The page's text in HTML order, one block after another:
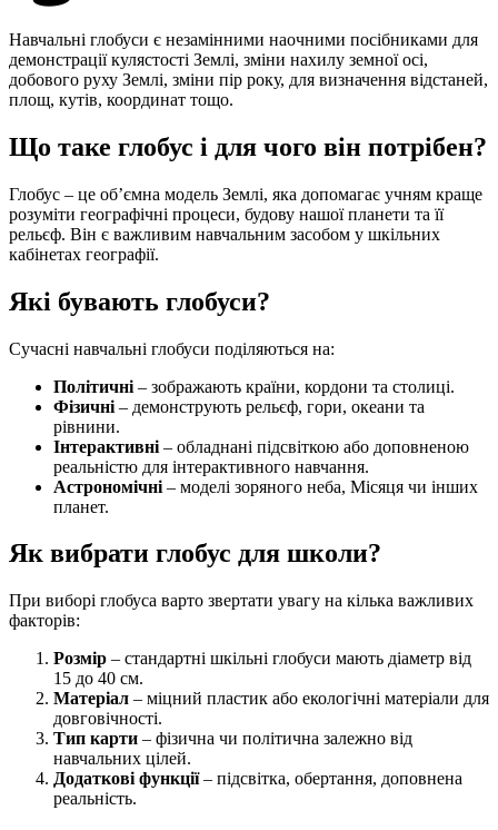
Навчальні глобуси є незамінними наочними посібниками для
демонстрації кулястості Землі, зміни нахилу земної осі,
добового руху Землі, зміни пір року, для визначення відстаней,
площ, кутів, координат тощо.
Що таке глобус і для чого він потрібен?
Глобус – це об’ємна модель Землі, яка допомагає учням краще
розуміти географічні процеси, будову нашої планети та її
рельєф. Він є важливим навчальним засобом у шкільних
кабінетах географії.
Які бувають глобуси?
Сучасні навчальні глобуси поділяються на:
Політичні – зображають країни, кордони та столиці.
Фізичні – демонструють рельєф, гори, океани та
рівнини.
Інтерактивні – обладнані підсвіткою або доповненою
реальністю для інтерактивного навчання.
Астрономічні – моделі зоряного неба, Місяця чи інших
планет.
Як вибрати глобус для школи?
При виборі глобуса варто звертати увагу на кілька важливих
факторів:
Розмір – стандартні шкільні глобуси мають діаметр від
15 до 40 см.
Матеріал – міцний пластик або екологічні матеріали для
довговічності.
Тип карти – фізична чи політична залежно від
навчальних цілей.
Додаткові функції– підсвітка, обертання, доповнена
реальність.